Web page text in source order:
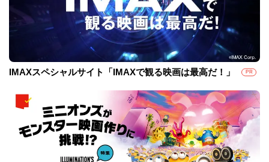
IMAXスペシャルサイト「IMAXで観る映画は最高だ！」 PR